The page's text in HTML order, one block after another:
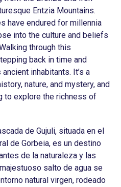
Entzia Mountains.
have endured for millennia
into the culture and beliefs
through this
back in time and
inhabitants. It’s a
nature, and mystery, and
to explore the richness of
de Gujuli, situada en el
de Gorbeia, es un destino
de la naturaleza y las
salto de agua se
natural virgen, rodeado